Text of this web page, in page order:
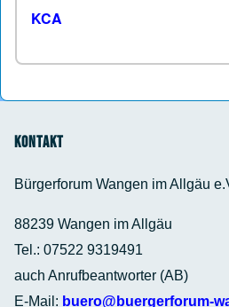
KCA
Kontakt
Bürgerforum Wangen im Allgäu
88239 Wangen im Allgäu
Tel.: 07522 9319491
auch Anrufbeantworter (AB)
E-Mail: buero@buergerforum-